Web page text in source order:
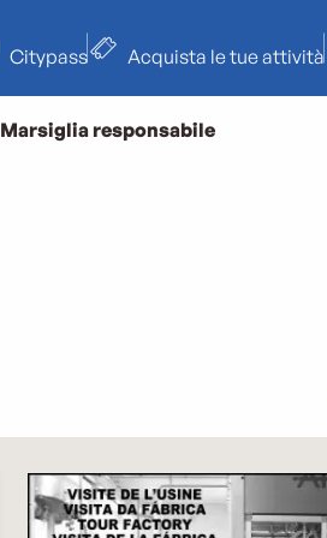
Citypass Acquista le tue attività
Marsiglia responsabile